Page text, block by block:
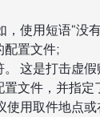
，使用短语"没
配置文件;
这是打击虚
文件，并指
使用取件地点